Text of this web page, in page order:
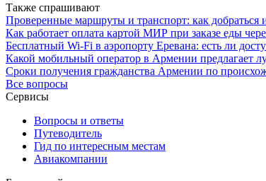
Также спрашивают
Проверенные маршруты и транспорт: как
Как работает оплата картой МИР при заказе еды
Бесплатный Wi-Fi в аэропорту Еревана: есть ли
Какой мобильный оператор в Армении предлагает
Сроки получения гражданства Армении по
Все вопросы
Сервисы
Вопросы и ответы
Путеводитель
Гид по интересным местам
Авиакомпании